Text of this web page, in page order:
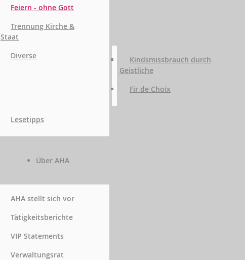
Feiern - ohne Gott
Trennung Kirche &
Staat
Diverse
Kindsmissbrauch durch
Geistliche
Fir de Choix
Lesetipps
Über AHA
AHA stellt sich vor
Tätigkeitsberichte
VIP Statements
Verwaltungsrat